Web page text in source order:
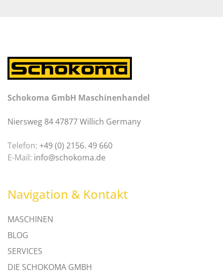
Schokoma GmbH Maschinenhandel
Niersweg 84 47877 Willich Germany
Telefon: +49 (0) 2156. 49 660
E-Mail: info@schokoma.de
Navigation & Kontakt
MASCHINEN
BLOG
SERVICES
DIE SCHOKOMA GMBH